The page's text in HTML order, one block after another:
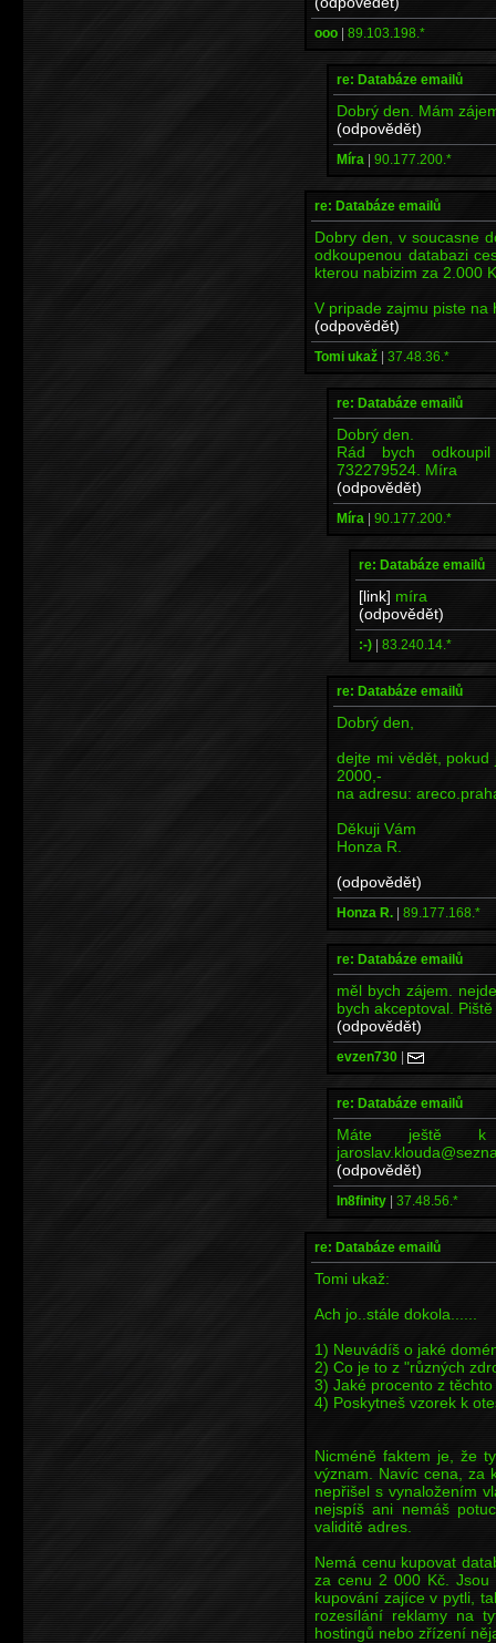
ooo | 89.103.198.*
re: Databáze emailů
Dobrý den. Mám
(odpovědět)
Míra | 90.177.200.*
re: Databáze emailů
Dobry den, v soucasne
odkoupenou databazi
kterou nabizim za 2.000
V pripade zajmu piste na
(odpovědět)
Tomi ukaž | 37.48.36.*
re: Databáze emailů
Dobrý den.
Rád bych
732279524. Míra
(odpovědět)
Míra | 90.177.200.*
re: Databáze emailů
[link] míra
(odpovědět)
:-) | 83.240.14.*
re: Databáze emailů
Dobrý den,
dejte mi vědět,
2000,-
na adresu:
Děkuji Vám
Honza R.
(odpovědět)
Honza R. | 89.177.168.*
re: Databáze emailů
měl bych zájem.
bych akceptoval.
(odpovědět)
evzen730 |
re: Databáze emailů
Máte ještě k
(odpovědět)
In8finity | 37.48.56.*
re: Databáze emailů
Tomi ukaž:
Ach jo..stále dokola......
1) Neuvádíš o jaké
2) Co je to z "různých
3) Jaké procento z
4) Poskytneš vzorek k
Nicméně faktem je, že
význam. Navíc cena, za
nepřišel s vynaložením
nejspíš ani nemáš
validitě adres.
Nemá cenu kupovat
za cenu 2 000 Kč. Jsou
kupování zajíce v pytli,
rozesílání reklamy na
hostingů nebo zřízení